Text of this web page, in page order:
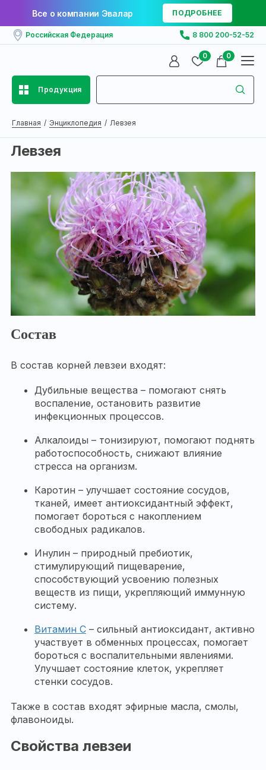
Все о компании Эвалар ПОДРОБНЕЕ
Российская Федерация 8 800 200-52-52
0 0
Продукция
Главная Энциклопедия Левзея
Левзея
Состав
В состав корней левзеи входят:
Дубильные вещества – помогают снять
воспаление, остановить развитие
инфекционных процессов.
Алкалоиды – тонизируют, помогают поднять
работоспособность, снижают влияние
стресса на организм.
Каротин – улучшает состояние сосудов,
тканей, имеет антиоксидантный эффект,
помогает бороться с накоплением
свободных радикалов.
Инулин – природный пребиотик,
стимулирующий пищеварение,
способствующий усвоению полезных
веществ из пищи, укрепляющий иммунную
систему.
Витамин С – сильный антиоксидант, активно
участвует в обменных процессах, помогает
бороться с воспалительными явлениями.
Улучшает состояние клеток, укрепляет
стенки сосудов.
Также в состав входят эфирные масла, смолы,
флавоноиды.
Свойства левзеи